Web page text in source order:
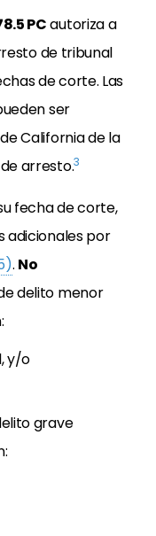
PCautoriza a
de tribunal
de corte. Las
ser
California de la
arresto.3
fecha de corte,
adicionales por
. No
delito menor
y/o
grave